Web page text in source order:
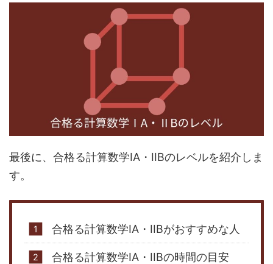
最後に、合格る計算数学IA・IIBのレベルを紹介しま
す。
合格る計算数学IA・IIBがおすすめな人
合格る計算数学IA・IIBの時間の目安